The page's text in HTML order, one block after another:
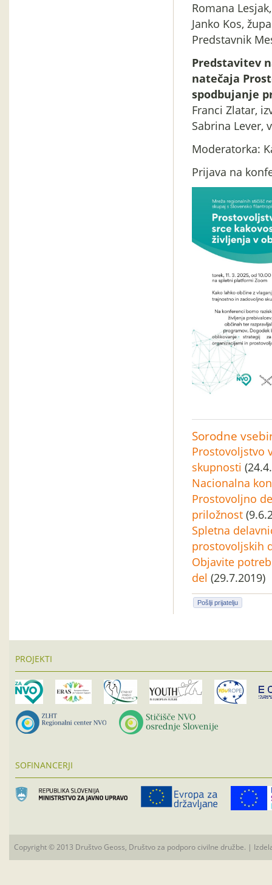
Romana
Janko Kos,
Predstavnik
Predstavitev
natečaja
spodbujanje
Franci Zlatar,
Sabrina Lever,
Moderatorka:
Prijava na
Sorodne
Prostovoljstvo
skupnosti
Nacionalna
Prostovoljno
priložnost
Spletna
prostovoljskih
Objavite
del (29.7.2019)
Pošlji prijatelju
PROJEKTI
SOFINANCERJI
Copyright © 2013 Društvo Geoss, Društvo za podporo civilne družbe. |